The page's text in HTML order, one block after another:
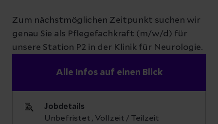
Zum nächstmöglichen Zeitpunkt suchen wir
genau Sie als Pflegefachkraft (m/w/d) für
unsere Station P2 in der Klinik für Neurologie.
Alle Infos auf einen Blick
Jobdetails
Unbefristet , Vollzeit / Teilzeit